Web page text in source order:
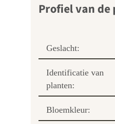
Profiel van
Geslacht:
Identificatie van
planten:
Bloemkleur: